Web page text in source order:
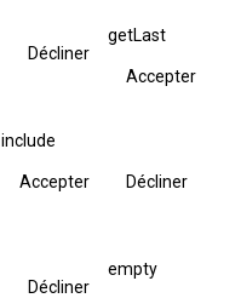
Décliner
getLast
Accepter
include
Accepter Décliner
Décliner
empty